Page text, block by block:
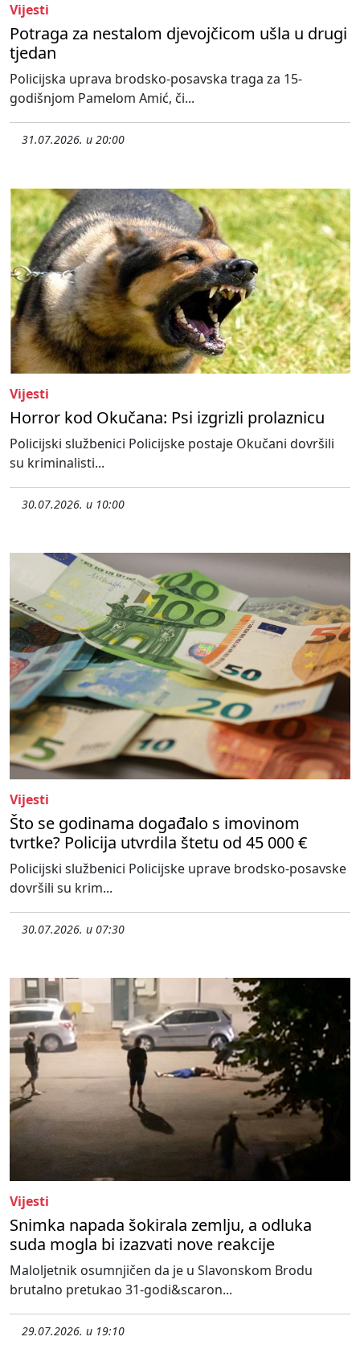
Vijesti
Potraga za nestalom djevojčicom ušla u drugi
tjedan
Policijska uprava brodsko-posavska traga za 15-
godišnjom Pamelom Amić, či...
31.07.2026. u 20:00
Vijesti
Horror kod Okučana: Psi izgrizli prolaznicu
Policijski službenici Policijske postaje Okučani dovršili
su kriminalisti...
30.07.2026. u 10:00
Vijesti
Što se godinama događalo s imovinom
tvrtke? Policija utvrdila štetu od 45 000 €
Policijski službenici Policijske uprave brodsko-posavske
dovršili su krim...
30.07.2026. u 07:30
Vijesti
Snimka napada šokirala zemlju, a odluka
suda mogla bi izazvati nove reakcije
Maloljetnik osumnjičen da je u Slavonskom Brodu
brutalno pretukao 31-godi&scaron...
29.07.2026. u 19:10